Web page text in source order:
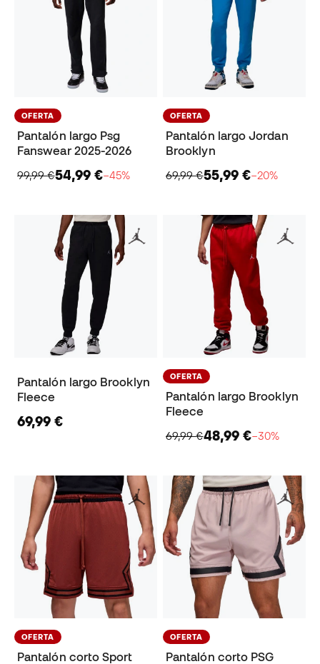
OFERTA
Pantalón largo Psg
Fanswear 2025-2026
99,99 €54,99 €−45%
OFERTA
Pantalón largo Jordan
Brooklyn
69,99 €55,99 €−20%
Pantalón largo Brooklyn
Fleece
69,99 €
OFERTA
Pantalón largo Brooklyn
Fleece
69,99 €48,99 €−30%
OFERTA
Pantalón corto Sport
OFERTA
Pantalón corto PSG